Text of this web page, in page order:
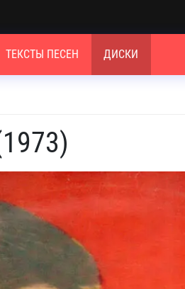
ТЕКСТЫ ПЕСЕН ДИСКИ